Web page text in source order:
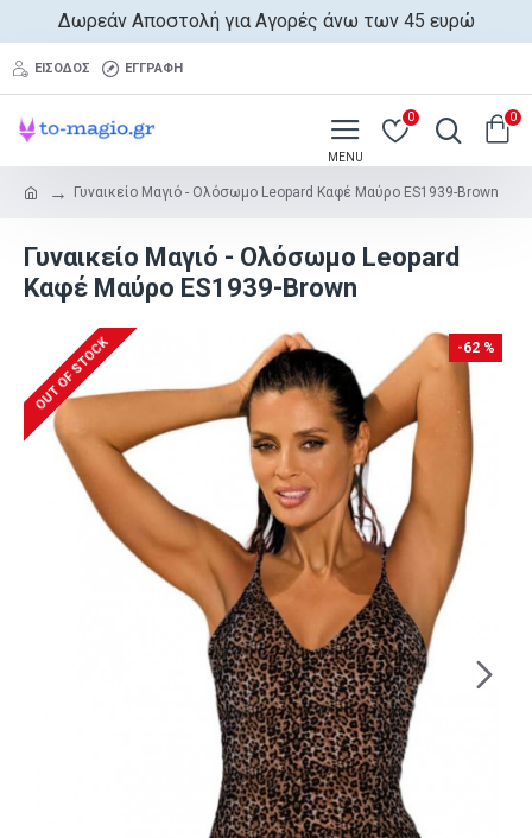
Δωρεάν Αποστολή για Αγορές άνω των 45 ευρώ
ΕΊΣΟΔΟΣ ΕΓΓΡΑΦΉ
0 0
Γυναικείο Μαγιό - Ολόσωμο Leopard Καφέ Μαύρο ES1939-Brown
Γυναικείο Μαγιό - Ολόσωμο Leopard
Καφέ Μαύρο ES1939-Brown
-62 %
OUT OF STOCK